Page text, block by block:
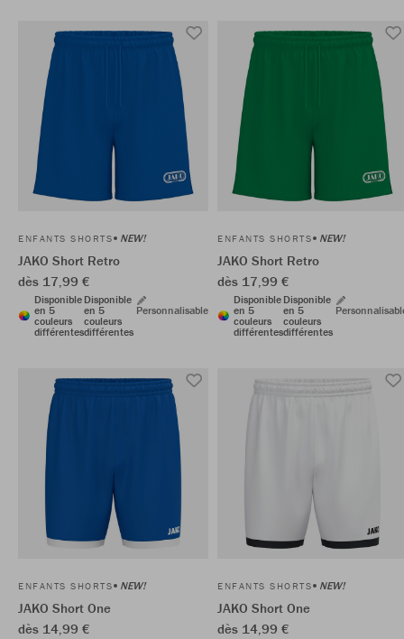
ENFANTS SHORTS NEW!
JAKO Short Retro
dès 17,99 €
Disponible
en 5
couleurs
différentes
Disponible
en 5
couleurs
différentes
Personnalisable
ENFANTS SHORTS NEW!
JAKO Short Retro
dès 17,99 €
Disponible
en 5
couleurs
différentes
Disponible
en 5
couleurs
différentes
ENFANTS SHORTS NEW!
JAKO Short One
dès 14,99 €
ENFANTS SHORTS NEW!
JAKO Short One
dès 14,99 €